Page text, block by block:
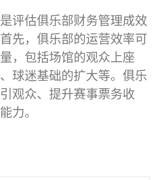
评估俱乐部财务管理成效
先，俱乐部的运营效率可
，包括场馆的观众上座
球迷基础的扩大等。俱乐
观众、提升赛事票务收
力。